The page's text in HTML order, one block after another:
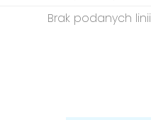
Brak podanych linii